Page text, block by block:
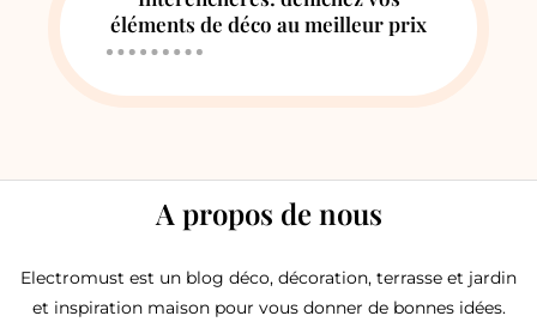
éléments de déco au meilleur prix
A propos de nous
Electromust est un blog déco, décoration, terrasse et jardin
et inspiration maison pour vous donner de bonnes idées.